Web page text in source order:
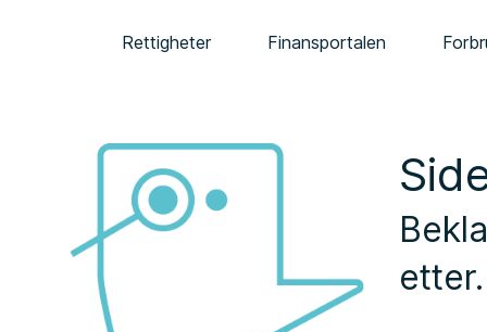
Rettigheter Finansportalen